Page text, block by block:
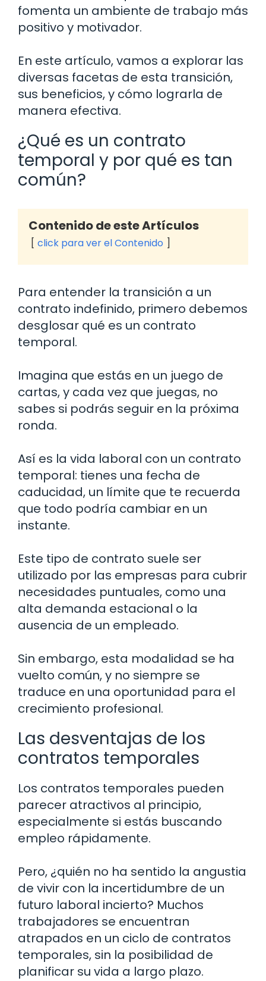
fomenta un ambiente de trabajo más
positivo y motivador.
En este artículo, vamos a explorar las
diversas facetas de esta transición,
sus beneficios, y cómo lograrla de
manera efectiva.
¿Qué es un contrato
temporal y por qué es tan
común?
Contenido de este Artículos
click para ver el Contenido
Para entender la transición a un
contrato indefinido, primero debemos
desglosar qué es un contrato
temporal.
Imagina que estás en un juego de
cartas, y cada vez que juegas, no
sabes si podrás seguir en la próxima
ronda.
Así es la vida laboral con un contrato
temporal: tienes una fecha de
caducidad, un límite que te recuerda
que todo podría cambiar en un
instante.
Este tipo de contrato suele ser
utilizado por las empresas para cubrir
necesidades puntuales, como una
alta demanda estacional o la
ausencia de un empleado.
Sin embargo, esta modalidad se ha
vuelto común, y no siempre se
traduce en una oportunidad para el
crecimiento profesional.
Las desventajas de los
contratos temporales
Los contratos temporales pueden
parecer atractivos al principio,
especialmente si estás buscando
empleo rápidamente.
Pero, ¿quién no ha sentido la angustia
de vivir con la incertidumbre de un
futuro laboral incierto? Muchos
trabajadores se encuentran
atrapados en un ciclo de contratos
temporales, sin la posibilidad de
planificar su vida a largo plazo.